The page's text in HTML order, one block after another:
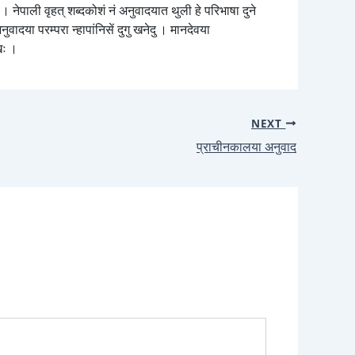
वृहत् शब्दकोशं नं अनुवादयात थुली हे परिभाषा दुने
परम्परा न्हापांनिसें दुगु खनेदु । मानदेवया
।
NEXT
प्राचीनकालया अनुवाद